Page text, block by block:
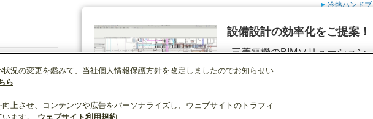
冷熱ハンド
情報
設備設計の効率化をご提案！
三菱電機のBIMソリューション
（空調.換気.照明）
況の変更を鑑みて、当社個人情報保護方針を改定しましたのでお知らせい
ら
上させ、コンテンツや広告をパーソナライズし、ウェブサイトのトラフィ
ます。
ウェブサイト利用規約